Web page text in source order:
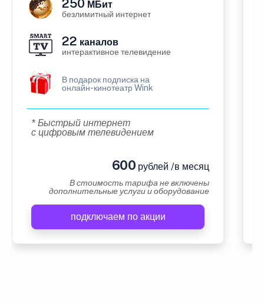
250 МБит
безлимитный интернет
22 каналов
интерактивное телевидение
В подарок подписка на
онлайн-кинотеатр Wink
* Быстрый интернет
с цифровым телевидением
600 рублей /в месяц
В стоимость тарифа не включены
дополнительные услуги и оборудование
подключаем по акции